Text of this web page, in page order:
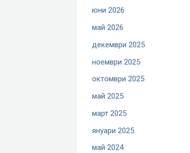
юни 2026
май 2026
декември 2025
ноември 2025
октомври 2025
май 2025
март 2025
януари 2025
май 2024